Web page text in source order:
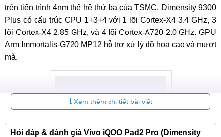
trên tiến trình 4nm thế hệ thứ ba của TSMC. Dimensity 9300
Plus có cấu trúc CPU 1+3+4 với 1 lõi Cortex-X4 3.4 GHz, 3
lõi Cortex-X4 2.85 GHz, và 4 lõi Cortex-A720 2.0 GHz. GPU
Arm Immortalis-G720 MP12 hỗ trợ xử lý đồ họa cao và mượt
mà.
Xem thêm chi tiết bài viết
Hỏi đáp & đánh giá Vivo iQOO Pad2 Pro (Dimensity